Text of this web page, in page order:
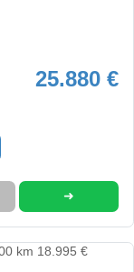
25.880 €
➜